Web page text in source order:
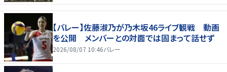
【バレー】佐藤淑乃が乃木坂46ライブ観戦 動画
を公開 メンバーとの対面では固まって話せず
2026/08/07 10:46バレー